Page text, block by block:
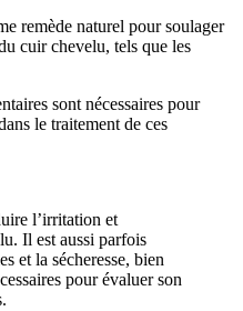
remède naturel pour soulager
cuir chevelu, tels que les
sont nécessaires pour
le traitement de ces
l’irritation et
Il est aussi parfois
et la sécheresse, bien
pour évaluer son